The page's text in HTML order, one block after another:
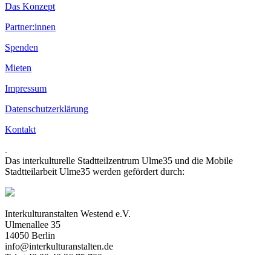
Das Konzept
Partner:innen
Spenden
Mieten
Impressum
Datenschutzerklärung
Kontakt
.
Das interkulturelle Stadtteilzentrum Ulme35 und die Mobile
Stadtteilarbeit Ulme35 werden gefördert durch:
Interkulturanstalten Westend e.V.
Ulmenallee 35
14050 Berlin
info@interkulturanstalten.de